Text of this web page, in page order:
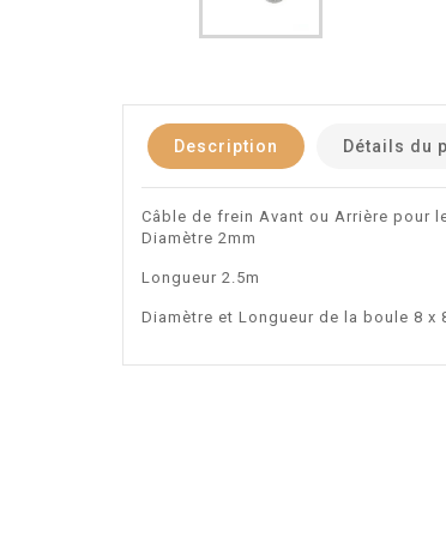
Description Détails du
Câble de frein Avant ou Arrière pour
Diamètre 2mm
Longueur 2.5m
Diamètre et Longueur de la boule 8 x